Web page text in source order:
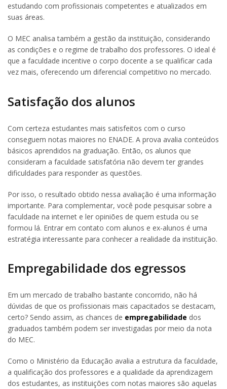
estudando com profissionais competentes e atualizados em
suas áreas.
O MEC analisa também a gestão da instituição, considerando
as condições e o regime de trabalho dos professores. O ideal é
que a faculdade incentive o corpo docente a se qualificar cada
vez mais, oferecendo um diferencial competitivo no mercado.
Satisfação dos alunos
Com certeza estudantes mais satisfeitos com o curso
conseguem notas maiores no ENADE. A prova avalia conteúdos
básicos aprendidos na graduação. Então, os alunos que
consideram a faculdade satisfatória não devem ter grandes
dificuldades para responder as questões.
Por isso, o resultado obtido nessa avaliação é uma informação
importante. Para complementar, você pode pesquisar sobre a
faculdade na internet e ler opiniões de quem estuda ou se
formou lá. Entrar em contato com alunos e ex-alunos é uma
estratégia interessante para conhecer a realidade da instituição.
Empregabilidade dos egressos
Em um mercado de trabalho bastante concorrido, não há
dúvidas de que os profissionais mais capacitados se destacam,
certo? Sendo assim, as chances de empregabilidade dos
graduados também podem ser investigadas por meio da nota
do MEC.
Como o Ministério da Educação avalia a estrutura da faculdade,
a qualificação dos professores e a qualidade da aprendizagem
dos estudantes, as instituições com notas maiores são aquelas